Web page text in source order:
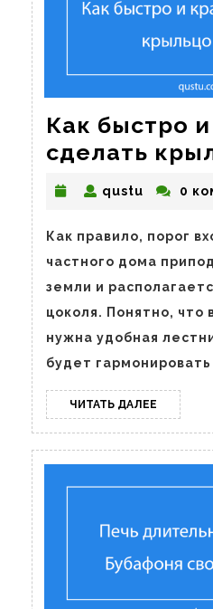
Как быстро
сделать
qustu qustu0
Как правило, порог
частного дома
земли и
цоколя. Понятно, что
нужна удобная
будет
ЧИТАТЬ ДАЛЕЕ ЧИТАТЬ
ДАЛЕЕ